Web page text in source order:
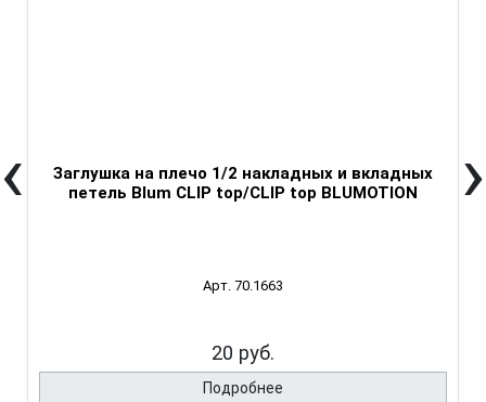
Заглушка на плечо 1/2 накладных и вкладных
петель Blum CLIP top/CLIP top BLUMOTION
Арт. 70.1663
20 руб.
Подробнее
‹ ›